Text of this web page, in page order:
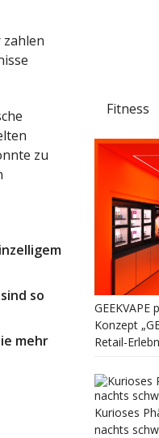
zu
so
mehr
Fitness
Konzept
Retail-
Kurioses
nachts